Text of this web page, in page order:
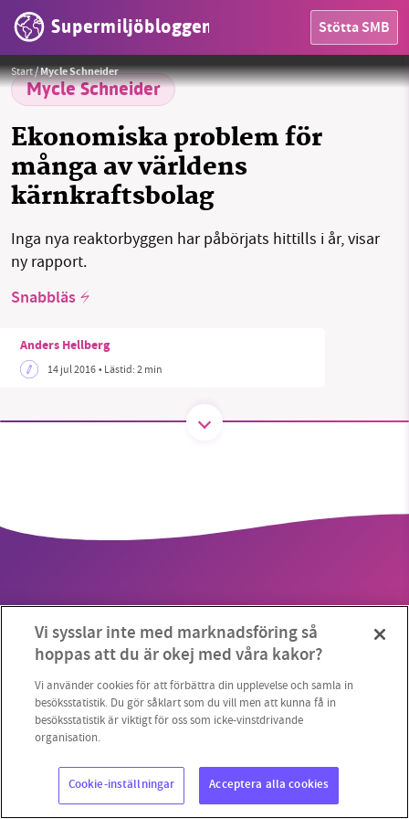
Supermiljöbloggen Stötta SMB
OMRÅDEN
MILJÖFAKTA
OM OSS
Sök Sparade inlägg Tipsa oss
Threads
Start/Mycle Schneider
Mycle Schneider
Ekonomiska problem för
många av världens
kärnkraftsbolag
Inga nya reaktorbyggen har påbörjats hittills i år, visar
ny rapport.
Snabbläs
Anders Hellberg
14 jul 2016• Lästid:2 min
Annika Örnborg / Vattenfall
Copyright 2023 © Supermiljöbloggen
miljödebatten framåt genom
vill hjälpa oss.
Stötta vårt arbete genom att swisha en slant till
1231368703
Läs vad vi vill göra
Vi sysslar inte med marknadsföring så
hoppas att du är okej med våra kakor?
Vi använder cookies för att förbättra din upplevelse och samla in
besöksstatistik. Du gör såklart som du vill men att kunna få in
besöksstatistik är viktigt för oss som icke-vinstdrivande
organisation.
Cookie-inställningar Acceptera alla cookies